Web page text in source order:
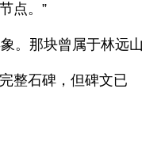
点。”
。那块曾属于林远山
整石碑，但碑文已